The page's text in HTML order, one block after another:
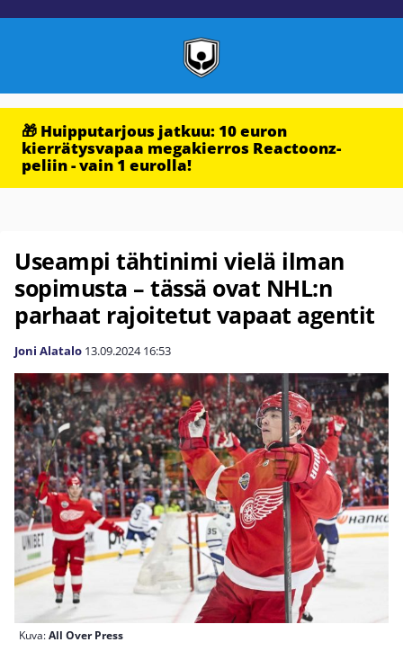
🎁 Huipputarjous jatkuu: 10 euron
kierrätysvapaa megakierros Reactoonz-
peliin - vain 1 eurolla!
Useampi tähtinimi vielä ilman
sopimusta – tässä ovat NHL:n
parhaat rajoitetut vapaat agentit
Joni Alatalo 13.09.2024 16:53
Kuva:All Over Press